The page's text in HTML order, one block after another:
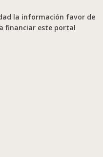
la información favor de
financiar este portal